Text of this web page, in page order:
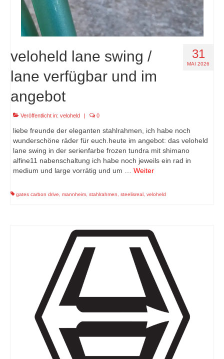
31
MAI 2026
veloheld lane swing /
lane verfügbar und im
angebot
Veröffentlicht in: veloheld 0
liebe freunde der eleganten stahlrahmen, ich habe noch
wunderschöne räder für euch.heute im angebot: das veloheld
lane swing in der serienfarbe frozen tundra mit shimano
alfine11 nabenschaltung ich habe noch jeweils ein rad in
medium und large vorrätig und um … Weiter
gates carbon drive, mannheim, stahlrahmen, steelisreal, veloheld